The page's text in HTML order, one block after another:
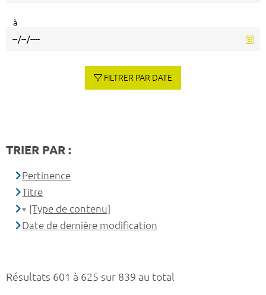
Résultats 601 à 625 sur 839 au total
à
FILTRER PAR DATE
TRIER PAR :
Pertinence
Titre
[Type de contenu]
Date de dernière modification